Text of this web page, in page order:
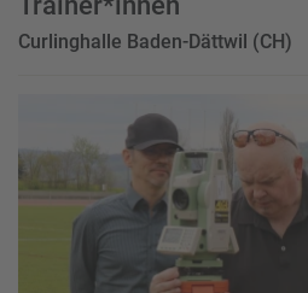
Curlinghalle Baden-Dättwil (CH)